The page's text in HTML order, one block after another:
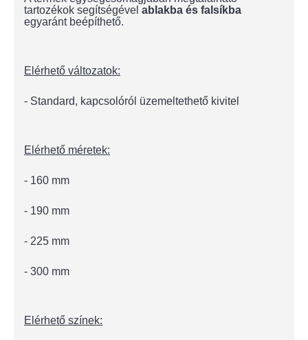
tartozékok segítségével ablakba és falsíkba
egyaránt beépíthető.
Elérhető változatok:
- Standard, kapcsolóról üzemeltethető kivitel
Elérhető méretek:
- 160 mm
- 190 mm
- 225 mm
- 300 mm
Elérhető színek: